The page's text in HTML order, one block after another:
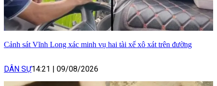
Cảnh sát Vĩnh Long xác minh vụ hai tài xế xô xát trên đường
DÂN SỰ14:21 09/08/2026